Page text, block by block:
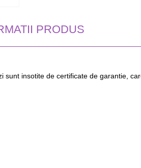
PRODUS
insotite de certificate de garantie,